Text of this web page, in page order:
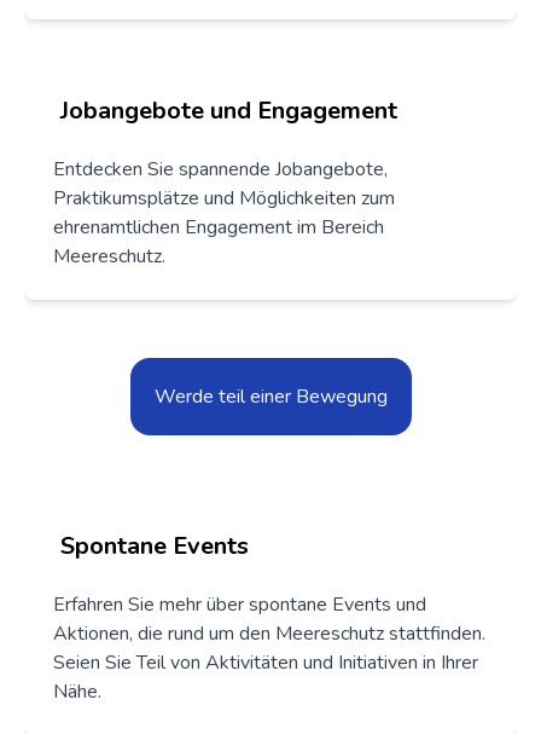
Jobangebote und Engagement
Entdecken Sie spannende Jobangebote,
Praktikumsplätze und Möglichkeiten zum
ehrenamtlichen Engagement im Bereich
Meereschutz.
Werde teil einer Bewegung
Spontane Events
Erfahren Sie mehr über spontane Events und
Aktionen, die rund um den Meereschutz stattfinden.
Seien Sie Teil von Aktivitäten und Initiativen in Ihrer
Nähe.